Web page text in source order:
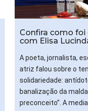
Confira como foi
com Elisa
A poeta, jornalista,
atriz falou sobre o
solidariedade:
banalização da
preconceito”. A